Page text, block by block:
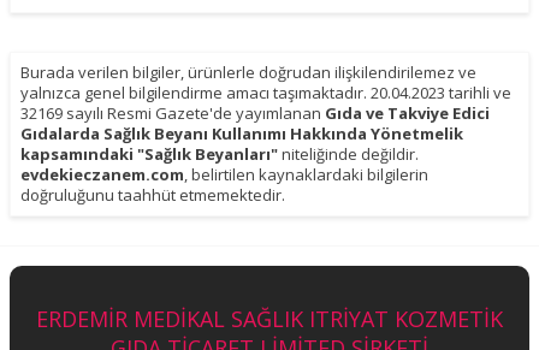
Burada verilen bilgiler, ürünlerle doğrudan ilişkilendirilemez ve
yalnızca genel bilgilendirme amacı taşımaktadır. 20.04.2023 tarihli ve
32169 sayılı Resmi Gazete'de yayımlanan Gıda ve Takviye Edici
Gıdalarda Sağlık Beyanı Kullanımı Hakkında Yönetmelik
kapsamındaki "Sağlık Beyanları"niteliğinde değildir.
evdekieczanem.com, belirtilen kaynaklardaki bilgilerin
doğruluğunu taahhüt etmemektedir.
ERDEMİR MEDİKAL SAĞLIK ITRİYAT KOZMETİK